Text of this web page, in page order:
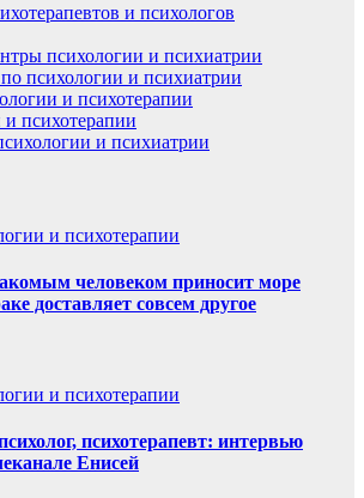
и психологов
психологии и психиатрии
психологии и психиатрии
и психотерапии
психотерапии
и психиатрии
и психотерапии
человеком приносит море
доставляет совсем другое
и психотерапии
психотерапевт: интервью
Енисей